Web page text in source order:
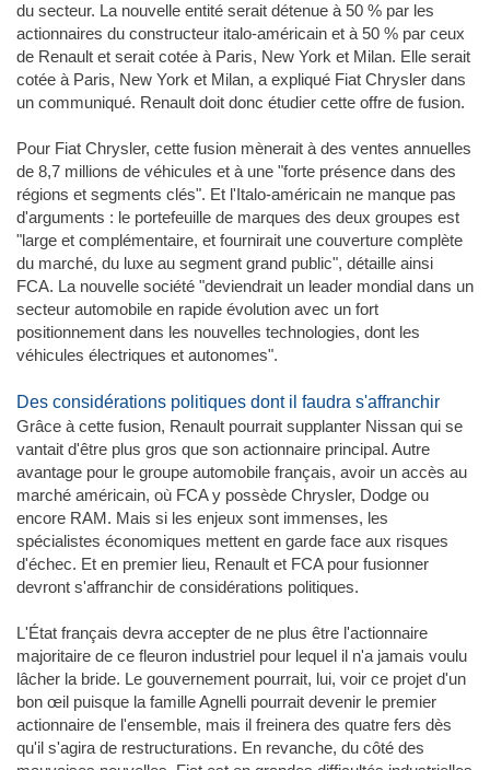
du secteur. La nouvelle entité serait détenue à 50 % par les
actionnaires du constructeur italo-américain et à 50 % par ceux
de Renault et serait cotée à Paris, New York et Milan. Elle serait
cotée à Paris, New York et Milan, a expliqué Fiat Chrysler dans
un communiqué. Renault doit donc étudier cette offre de fusion.
Pour Fiat Chrysler, cette fusion mènerait à des ventes annuelles
de 8,7 millions de véhicules et à une "forte présence dans des
régions et segments clés". Et l'Italo-américain ne manque pas
d'arguments : le portefeuille de marques des deux groupes est
"large et complémentaire, et fournirait une couverture complète
du marché, du luxe au segment grand public", détaille ainsi
FCA. La nouvelle société "deviendrait un leader mondial dans un
secteur automobile en rapide évolution avec un fort
positionnement dans les nouvelles technologies, dont les
véhicules électriques et autonomes".
Des considérations politiques dont il faudra s'affranchir
Grâce à cette fusion, Renault pourrait supplanter Nissan qui se
vantait d'être plus gros que son actionnaire principal. Autre
avantage pour le groupe automobile français, avoir un accès au
marché américain, où FCA y possède Chrysler, Dodge ou
encore RAM. Mais si les enjeux sont immenses, les
spécialistes économiques mettent en garde face aux risques
d'échec. Et en premier lieu, Renault et FCA pour fusionner
devront s'affranchir de considérations politiques.
L'État français devra accepter de ne plus être l'actionnaire
majoritaire de ce fleuron industriel pour lequel il n'a jamais voulu
lâcher la bride. Le gouvernement pourrait, lui, voir ce projet d'un
bon œil puisque la famille Agnelli pourrait devenir le premier
actionnaire de l'ensemble, mais il freinera des quatre fers dès
qu'il s'agira de restructurations. En revanche, du côté des